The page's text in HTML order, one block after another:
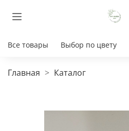
Все товары Выбор по цвету
Главная Каталог